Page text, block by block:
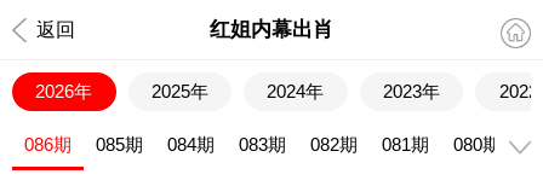
返回 红姐内幕出肖
2026年 2025年 2024年 2023年 2022
086期 085期 084期 083期 082期 081期 080期